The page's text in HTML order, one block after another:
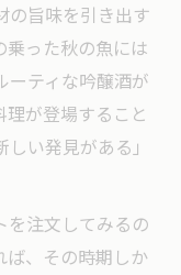
の旨味を引き出す
乗った秋の魚には
ーティな吟醸酒が
が登場すること
い発見がある」
を注文してみるの
ば、その時期しか